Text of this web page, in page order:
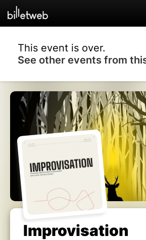
This event is over.
See other events from
Improvisation